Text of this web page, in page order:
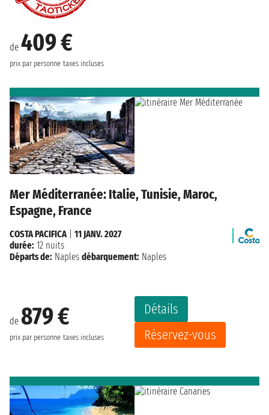
de 409 €
prix par personne taxes incluses
Mer Méditerranée: Italie, Tunisie, Maroc,
Espagne, France
de 879 €
prix par personne taxes incluses
Détails
Réservez-vous
COSTA PACIFICA| 11 JANV. 2027
durée: 12 nuits
Départs de: Naples débarquement: Naples